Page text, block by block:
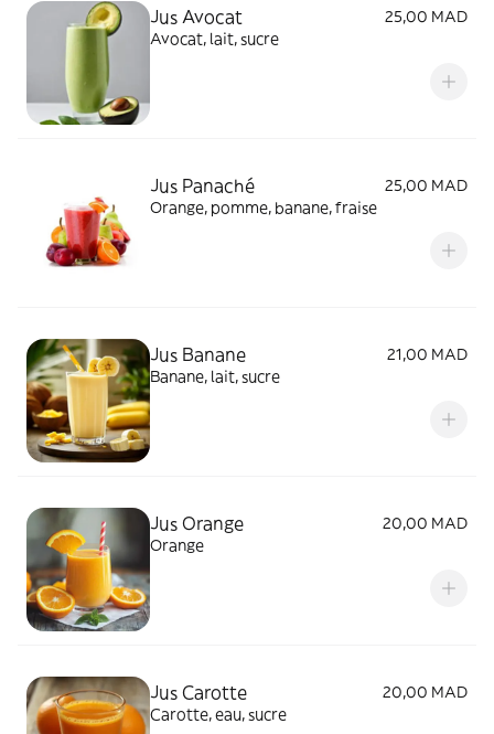
Jus Avocat
25,00 MAD
Avocat, lait, sucre
Jus Panaché
25,00 MAD
Orange, pomme, banane, fraise
Jus Banane
21,00 MAD
Banane, lait, sucre
Jus Orange
20,00 MAD
Orange
Jus Carotte
20,00 MAD
Carotte, eau, sucre